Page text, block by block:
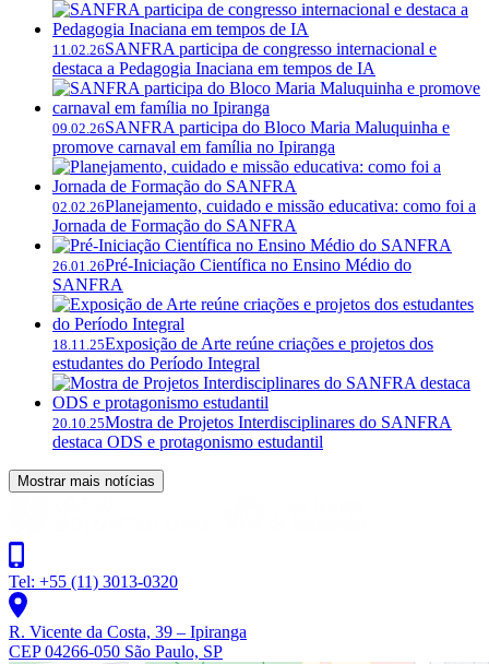
11.02.26SANFRA participa de congresso internacional e
destaca a Pedagogia Inaciana em tempos de IA
09.02.26SANFRA participa do Bloco Maria Maluquinha e
promove carnaval em família no Ipiranga
02.02.26Planejamento, cuidado e missão educativa: como foi a
Jornada de Formação do SANFRA
26.01.26Pré-Iniciação Científica no Ensino Médio do
SANFRA
18.11.25Exposição de Arte reúne criações e projetos dos
estudantes do Período Integral
20.10.25Mostra de Projetos Interdisciplinares do SANFRA
destaca ODS e protagonismo estudantil
Mostrar mais notícias
Tel: +55 (11) 3013-0320
R. Vicente da Costa, 39 – Ipiranga
CEP 04266-050 São Paulo, SP